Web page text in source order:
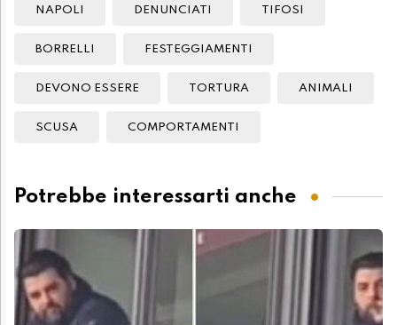
NAPOLI DENUNCIATI TIFOSI
BORRELLI FESTEGGIAMENTI
DEVONO ESSERE TORTURA ANIMALI
SCUSA COMPORTAMENTI
Potrebbe interessarti anche